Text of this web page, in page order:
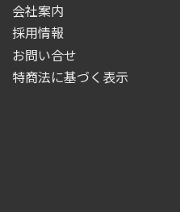
会社案内
採用情報
お問い合せ
特商法に基づく表示